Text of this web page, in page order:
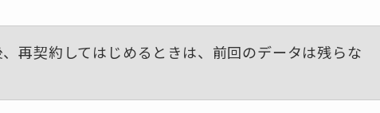
再契約してはじめるときは、前回のデータは残らな